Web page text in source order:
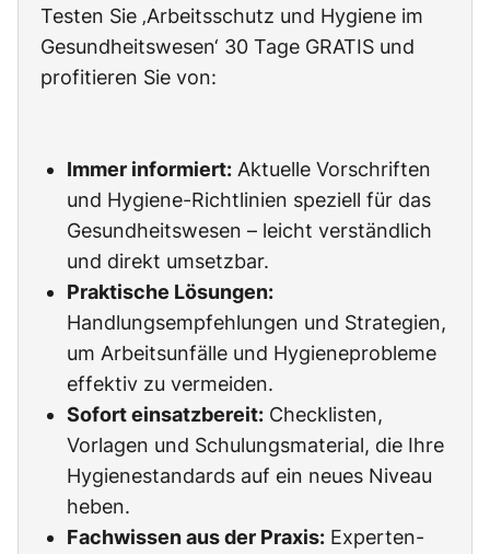
Testen Sie ‚Arbeitsschutz und Hygiene im
Gesundheitswesen‘ 30 Tage GRATIS und
profitieren Sie von:
Immer informiert: Aktuelle Vorschriften
und Hygiene-Richtlinien speziell für das
Gesundheitswesen – leicht verständlich
und direkt umsetzbar.
Praktische Lösungen:
Handlungsempfehlungen und Strategien,
um Arbeitsunfälle und Hygieneprobleme
effektiv zu vermeiden.
Sofort einsatzbereit: Checklisten,
Vorlagen und Schulungsmaterial, die Ihre
Hygienestandards auf ein neues Niveau
heben.
Fachwissen aus der Praxis: Experten-